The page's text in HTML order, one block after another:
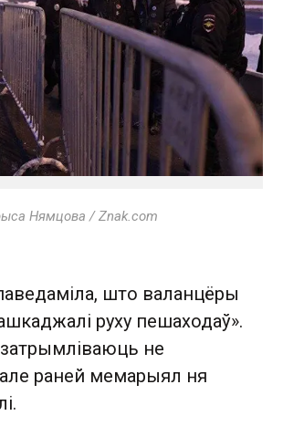
Нямцова / Znak.com
што валанцёры
руху пешаходаў».
не
раней мемарыял ня